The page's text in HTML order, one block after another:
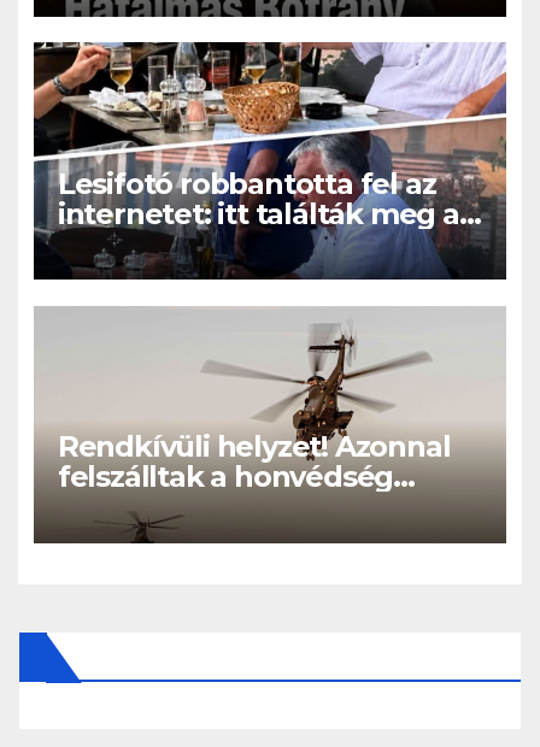
Lesifotó robbantotta fel az
internetet: itt találták meg az
eltűnt Orbán Viktort!
Rendkívüli helyzet! Azonnal
felszálltak a honvédség
helikopterei, óriási a baj
Magyarországon! – Kiadták a